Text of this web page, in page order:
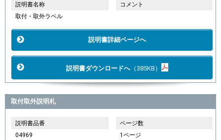
説明書名称
取付・取外ラベル
コメント
説明書詳細ページへ
説明書ダウンロードへ（385KB）
取付取外説明札
説明書品番
04969
ページ数
1ページ